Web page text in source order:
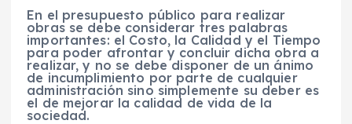
En el presupuesto público para realizar
obras se debe considerar tres palabras
importantes: el Costo, la Calidad y el Tiempo
para poder afrontar y concluir dicha obra a
realizar, y no se debe disponer de un ánimo
de incumplimiento por parte de cualquier
administración sino simplemente su deber es
el de mejorar la calidad de vida de la
sociedad.